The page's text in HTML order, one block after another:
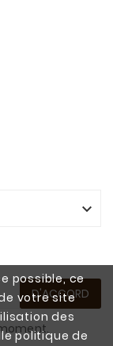
possible, ce
votre site
des
politique de

D'ACCORD